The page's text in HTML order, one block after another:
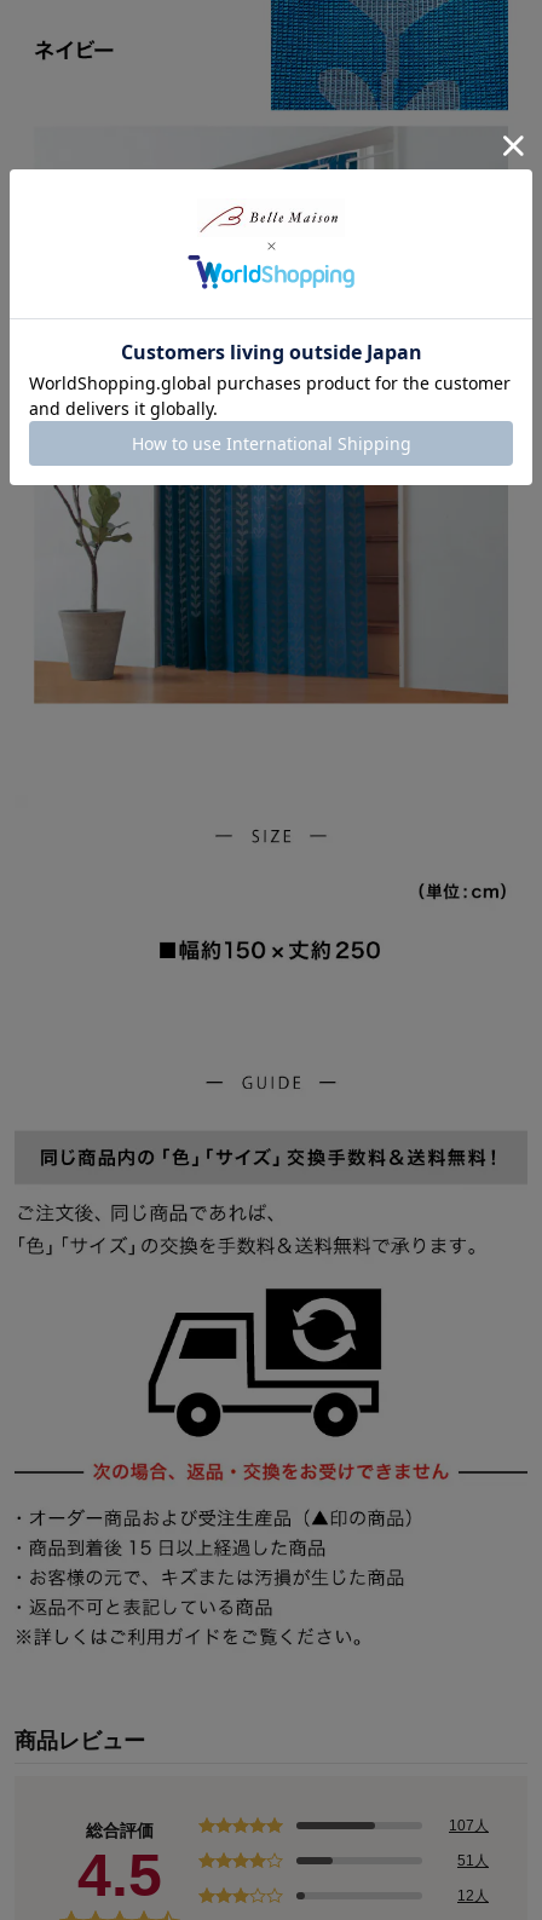
商品レビュー
総合評価
4.5
107人
51人
12人